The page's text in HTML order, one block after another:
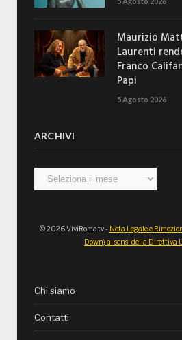
Maurizio
Laurenti
Franco
Papi
5 Agosto 2026
ARCHIVI
Archivi
© 2026 ViviRoma.tv - Nota Legale e
Down) ai sensi della Direttiva
Chi siamo
Contatti